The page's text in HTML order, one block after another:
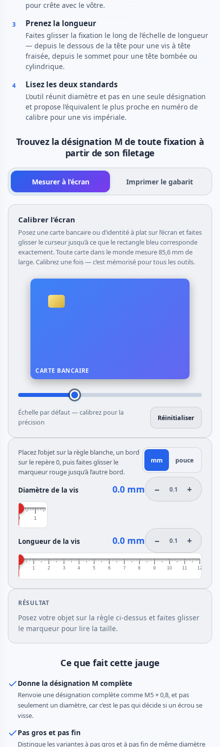
pour crête avec le vôtre.
3 Prenez la longueur
Faites glisser la fixation le long de l’échelle de longueur
— depuis le dessous de la tête pour une vis à tête
fraisée, depuis le sommet pour une tête bombée ou
cylindrique.
4 Lisez les deux standards
L’outil réunit diamètre et pas en une seule désignation
et propose l’équivalent le plus proche en numéro de
calibre pour une vis impériale.
Trouvez la désignation M de toute fixation à
partir de son filetage
Mesurer à l’écran Imprimer le gabarit
Calibrer l’écran
Posez une carte bancaire ou d’identité à plat sur l’écran et faites
glisser le curseur jusqu’à ce que le rectangle bleu corresponde
exactement. Toute carte dans le monde mesure 85,6 mm de
large. Calibrez une fois — c’est mémorisé pour tous les outils.
CARTE BANCAIRE
Échelle par défaut — calibrez pour la
précision
Réinitialiser
Placez l’objet sur la règle blanche, un bord
sur le repère 0, puis faites glisser le
marqueur rouge jusqu’à l’autre bord.
mm pouce
Diamètre de la vis 0.0 mm − 0.1 +
0 1
Longueur de la vis 0.0 mm − 0.1 +
0 1 2 3 4 5 6 7 8 9 10 11 12
RÉSULTAT
Posez votre objet sur la règle ci-dessus et faites glisser
le marqueur pour lire la taille.
Ce que fait cette jauge
Donne la désignation M complète
Renvoie une désignation complète comme M5 × 0,8, et pas
seulement un diamètre, car c’est le pas qui décide si un écrou se
visse.
Pas gros et pas fin
Distingue les variantes à pas gros et à pas fin de même diamètre